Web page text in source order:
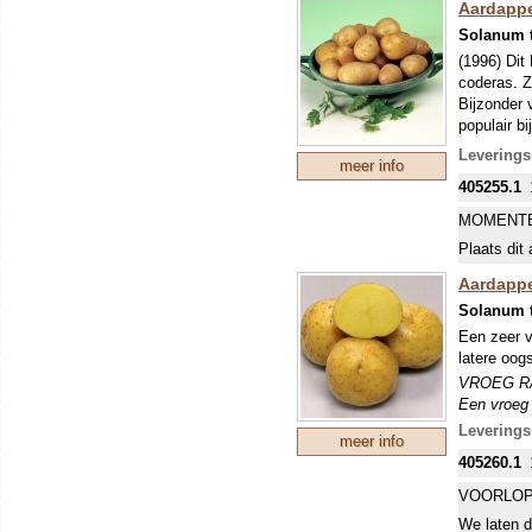
70x40
70x40
meer info
Solanum
(1996) Dit
coderas.
Bijzonder
populair
VROEG
eigenlijk
echter
70x40
405255.1
Plaats dit
meer info
Solanum
Een zeer
latere
VROEG
Een
eigenlijk
glas). De
405260.1
We laten